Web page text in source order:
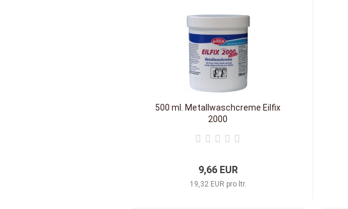
500 ml. Metallwaschcreme Eilfix
2000
9,66 EUR
19,32 EUR pro ltr.